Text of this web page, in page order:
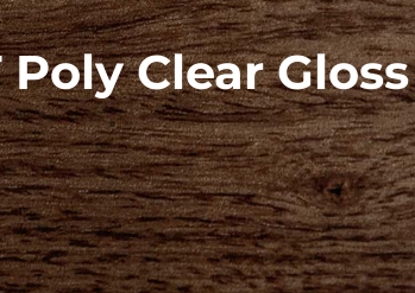
Clear Gloss